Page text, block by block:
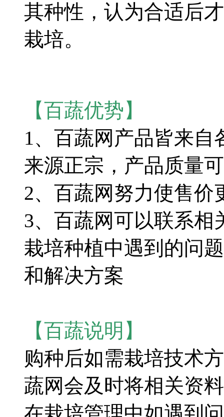
其种性，认为合适后
栽培。
【百蔬优势】
1、百蔬网产品皆来
来源正宗，产品质量
2、百蔬网努力使售价
3、百蔬网可以联系相
栽培种植中遇到的问
和解决方案
【百蔬说明】
购种后如需栽培技术
蔬网会及时将相关资